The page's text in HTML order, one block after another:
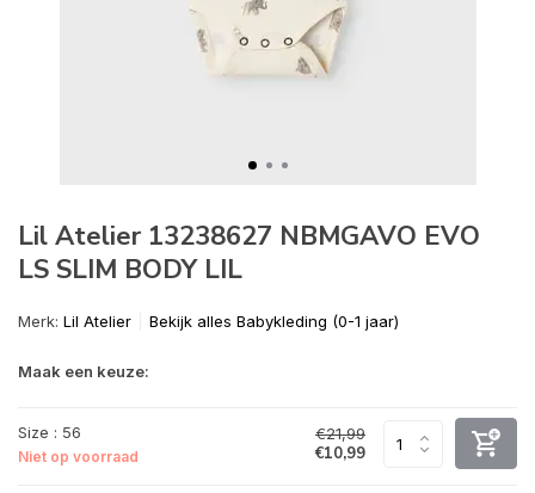
Lil Atelier 13238627 NBMGAVO EVO
LS SLIM BODY LIL
Merk: Lil Atelier Bekijk alles Babykleding (0-1 jaar)
Maak een keuze:
Size : 56
Niet op voorraad
€21,99
€10,99